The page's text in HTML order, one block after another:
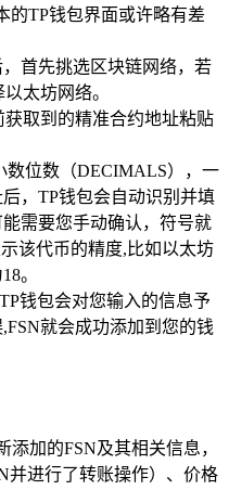
的TP钱包界面或许略有差
首先挑选区块链网络，若
太坊网络。
取到的精准合约地址粘贴
位数（DECIMALS），一
，TP钱包会自动识别并填
需要您手动确认，符号就
该代币的精度,比如以太坊
。
钱包会对您输入的信息予
就会成功添加到您的钱
加的FSN及其相关信息，
并进行了转账操作）、价格